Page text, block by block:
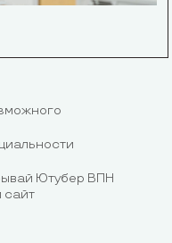
Ютубер ВПН